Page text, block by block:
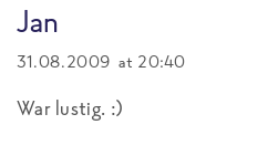
Jan
31.08.2009 at 20:40
War lustig. :)